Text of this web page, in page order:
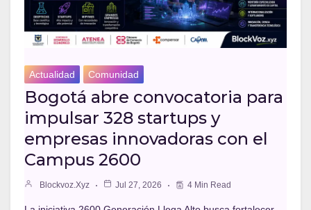
Actualidad Comunidad
Bogotá abre convocatoria para
impulsar 328 startups y
empresas innovadoras con el
Campus 2600
Blockvoz.xyz Jul 27, 2026 4 Min Read